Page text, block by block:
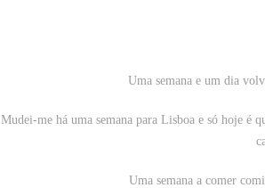
Uma semana e um dia
Mudei-me há uma semana para Lisboa e só hoje é
Uma semana a comer